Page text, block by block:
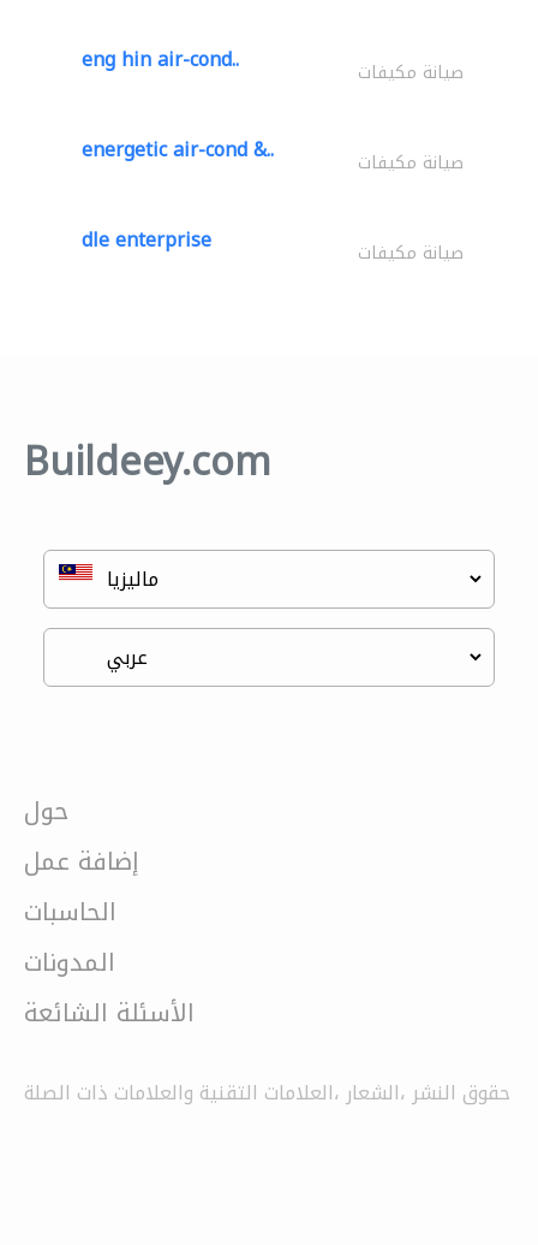
eng hin air-cond.. صيانة مكيفات
energetic air-cond &.. صيانة مكيفات
dle enterprise صيانة مكيفات
Buildeey.com
حول
إضافة عمل
الحاسبات
المدونات
الأسئلة الشائعة
حقوق النشر ،الشعار ،العلامات التقنية والعلامات ذات الصلة